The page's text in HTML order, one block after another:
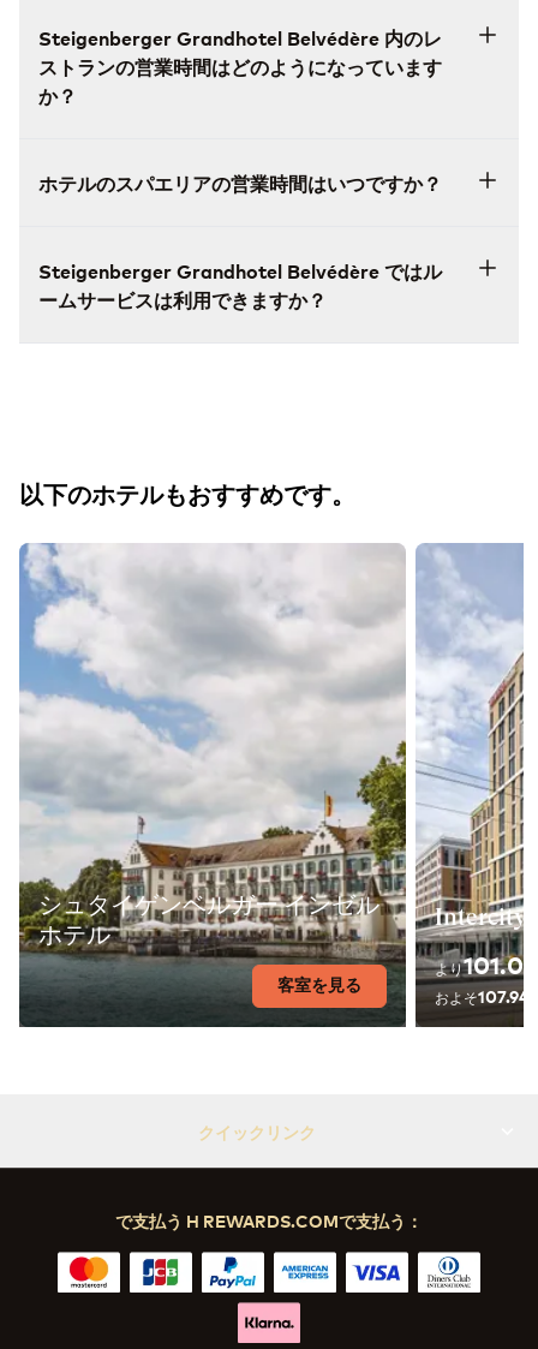
Steigenberger Grandhotel Belvédère 内のレ
ストランの営業時間はどのようになっています
か？
ホテルのスパエリアの営業時間はいつですか？
Steigenberger Grandhotel Belvédère ではル
ームサービスは利用できますか？
以下のホテルもおすすめです。
シュタイゲンベルガー インゼル
ホテル
客室を見る
より
およそ107.94
クイックリンク
で支払う H REWARDS.COMで支払う：